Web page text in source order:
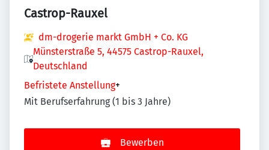
Castrop-Rauxel
dm-drogerie markt GmbH + Co. KG
Münsterstraße 5, 44575 Castrop-Rauxel,
Deutschland
Befristete Anstellung+
Mit Berufserfahrung (1 bis 3 Jahre)
Bewerben